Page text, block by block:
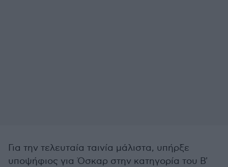
Για την τελευταία ταινία μάλιστα, υπήρξε
υποψήφιος για Όσκαρ στην κατηγορία του Β'